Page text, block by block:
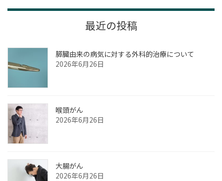
最近の投稿
膵臓由来の病気に対する外科的治療について
2026年6月26日
喉頭がん
2026年6月26日
大腸がん
2026年6月26日